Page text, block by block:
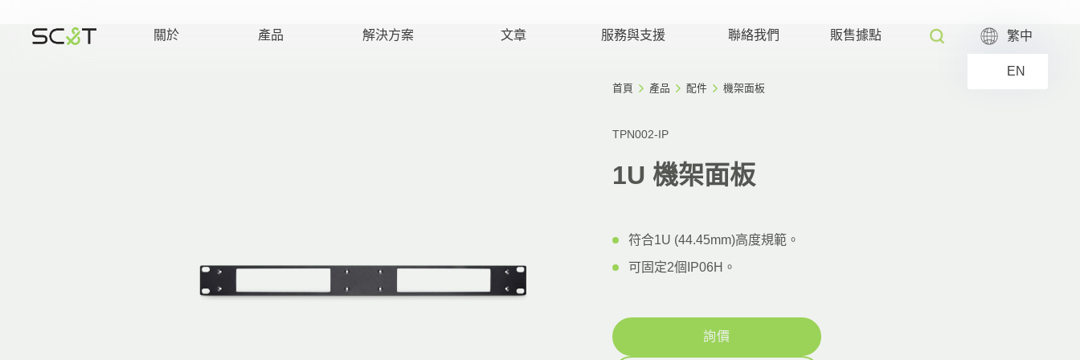
關於 產品 解決方案 文章 服務與支援 聯絡我們 販售據點 繁中
EN
首頁 產品 配件 機架面板
TPN002-IP
1U 機架面板
符合1U (44.45mm)高度規範。
可固定2個IP06H。
詢價